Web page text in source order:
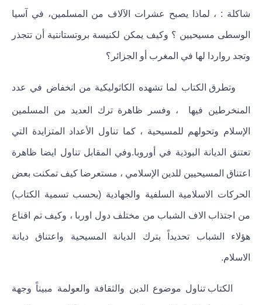
شاكلة : ، لماذا يصبح عشرات الآلاف من المسلمين، في آسيا
الوسطى مسيحيين ؟ وكيف يمكن لكنيسة بروتستانتية أن تتجذر
وتجد رواردا لها في المغرب أو الجزائر؟
وتطرق الكتاب لما تشهده الكاثوليكية من انخفاض في عدد
المنخرطين فيها ، وفسر ظاهرة ترك العديد من المسلمين
الإسلام وتحولهم للمسيحية ، كما تناول الأعداد المتزايدة التي
تعتنق الديانة البوذية في أوروبا.وفي المقابل تناول ايضا ظاهرة
اعتناق المسيحيين للدين الإسلامي ، مستعرضا كيف تمكنت بعض
الحركات الاسلامية السلفية والجهادية (بحسب تسمية الكتاب)
من اجتذاب الاف الشباب من مختلف دول اوربا ، وكيف تم اقناع
هؤلاء الشباب تحديداً بترك الديانة المسيحية واعتناق ديانة
الاسلام.
الكتاب تناول موضوع الدين والثقافة والعولمة مبيناً وجهة